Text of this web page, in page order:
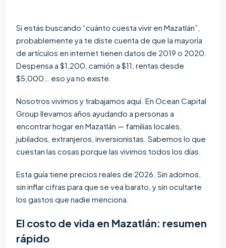
Si estás buscando “cuánto cuesta vivir en Mazatlán”,
probablemente ya te diste cuenta de que la mayoría
de artículos en internet tienen datos de 2019 o 2020.
Despensa a $1,200, camión a $11, rentas desde
$5,000… eso ya no existe.
Nosotros vivimos y trabajamos aquí. En Ocean Capital
Group llevamos años ayudando a personas a
encontrar hogar en Mazatlán — familias locales,
jubilados, extranjeros, inversionistas. Sabemos lo que
cuestan las cosas porque las vivimos todos los días.
Esta guía tiene precios reales de 2026. Sin adornos,
sin inflar cifras para que se vea barato, y sin ocultarte
los gastos que nadie menciona.
El costo de vida en Mazatlán: resumen
rápido